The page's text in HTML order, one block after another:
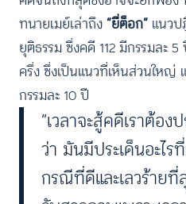
ทนายเมย์เล่าถึง“ยี่ต็อก” แนว
ยุติธรรม ซึ่งคดี 112 มีกรรมละ
ครึ่ง ซึ่งเป็นแนวที่เห็นส่วนใหญ่
กรรมละ 10 ปี
“เวลาจะสู้คดีเราต้อ
ว่า มันมีประเด็นอะไ
กรณีที่ดีและเลวร้ายที่